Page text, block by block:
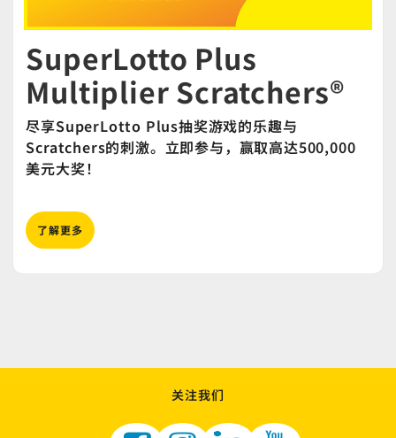
SuperLotto Plus
Multiplier Scratchers®
尽享SuperLotto Plus抽奖游戏的乐趣与
Scratchers的刺激。立即参与，赢取高达500,000
美元大奖！
了解更多
关注我们